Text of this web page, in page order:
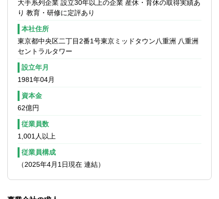
大手系列企業 設立30年以上の企業 産休・育休の取得実績あ
り 教育・研修に定評あり
本社住所
東京都中央区二丁目2番1号東京ミッドタウン八重洲 八重洲
セントラルタワー
設立年月
1981年04月
資本金
62億円
従業員数
1,001人以上
従業員構成
（2025年4月1日現在 連結）